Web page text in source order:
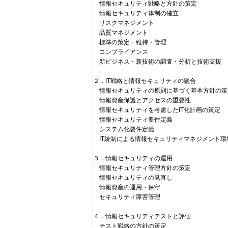
情報セキュリティ戦略と方針の策定
情報セキュリティ体制の確立
リスクマネジメント
品質マネジメント
標準の策定・維持・管理
コンプライアンス
新ビジネス・新技術の調査・分析と技術支援
２．IT戦略と情報セキュリティの融合
情報セキュリティの原則に基づく基本方針の策
情報資産保護とアクセスの重要性
情報セキュリティを考慮したIT化計画の策定
情報セキュリティ要件定義
システム化要件定義
IT統制による情報セキュリティマネジメント環
３．情報セキュリティの運用
情報セキュリティ管理方針の策定
情報セキュリティの見直し
情報資産の運用・保守
セキュリティ障害管理
４．情報セキュリティテストと評価
テスト戦略の方針の策定